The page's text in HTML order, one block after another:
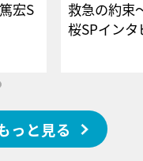
宏S
ー
救急の約束
桜SPイ
っと見る